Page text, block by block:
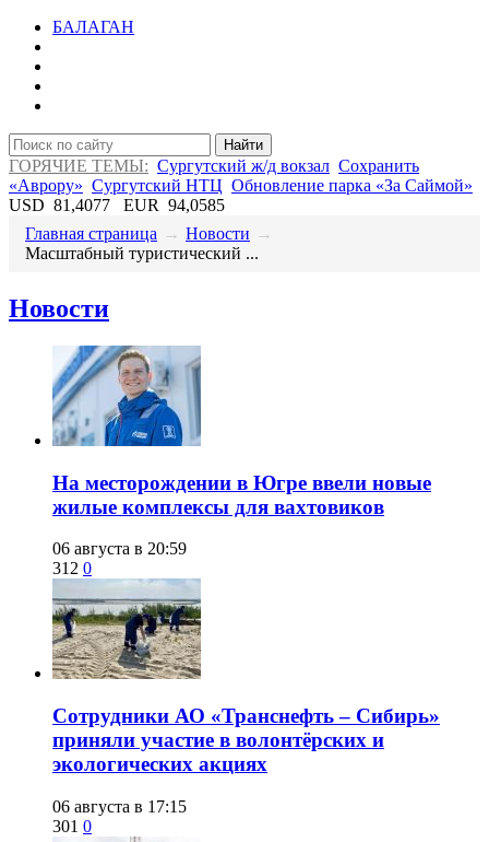
БАЛАГАН
Найти
ГОРЯЧИЕ ТЕМЫ: Сургутский ж/д вокзал Сохранить
«Аврору» Сургутский НТЦ Обновление парка «За Саймой»
USD 81,4077 EUR 94,0585
Главная страница → Новости →
​Масштабный туристический ...
Новости
​На месторождении в Югре ввели новые
жилые комплексы для вахтовиков
06 августа в 20:59
312 0
Сотрудники АО «Транснефть – Сибирь»
приняли участие в волонтёрских и
экологических акциях
06 августа в 17:15
301 0